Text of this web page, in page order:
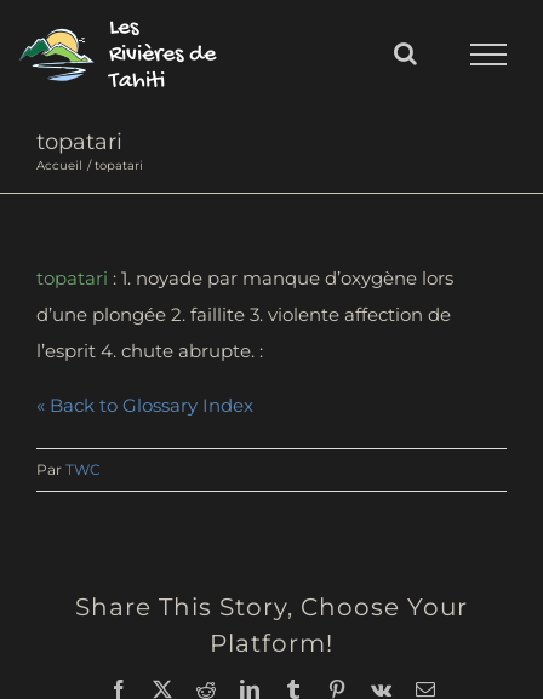
au
contenu
Les
Rivières de
Tahiti
topatari
Accueil topatari
topatari : 1. noyade par manque d’oxygène lors
d’une plongée 2. faillite 3. violente affection de
l’esprit 4. chute abrupte.
« Back to Glossary Index
Par TWC
Share This Story, Choose Your
Platform!
Facebook
X RedditLinkedInTumblrPinterest
Vk Email